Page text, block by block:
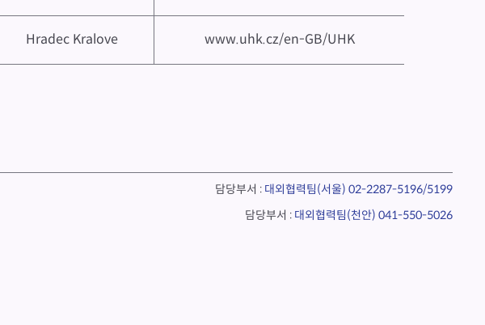
Hradec Kralove www.uhk.cz/en-GB/UHK
담당부서 : 대외협력팀(서울) 02-2287-5196/5199
담당부서 : 대외협력팀(천안) 041-550-5026